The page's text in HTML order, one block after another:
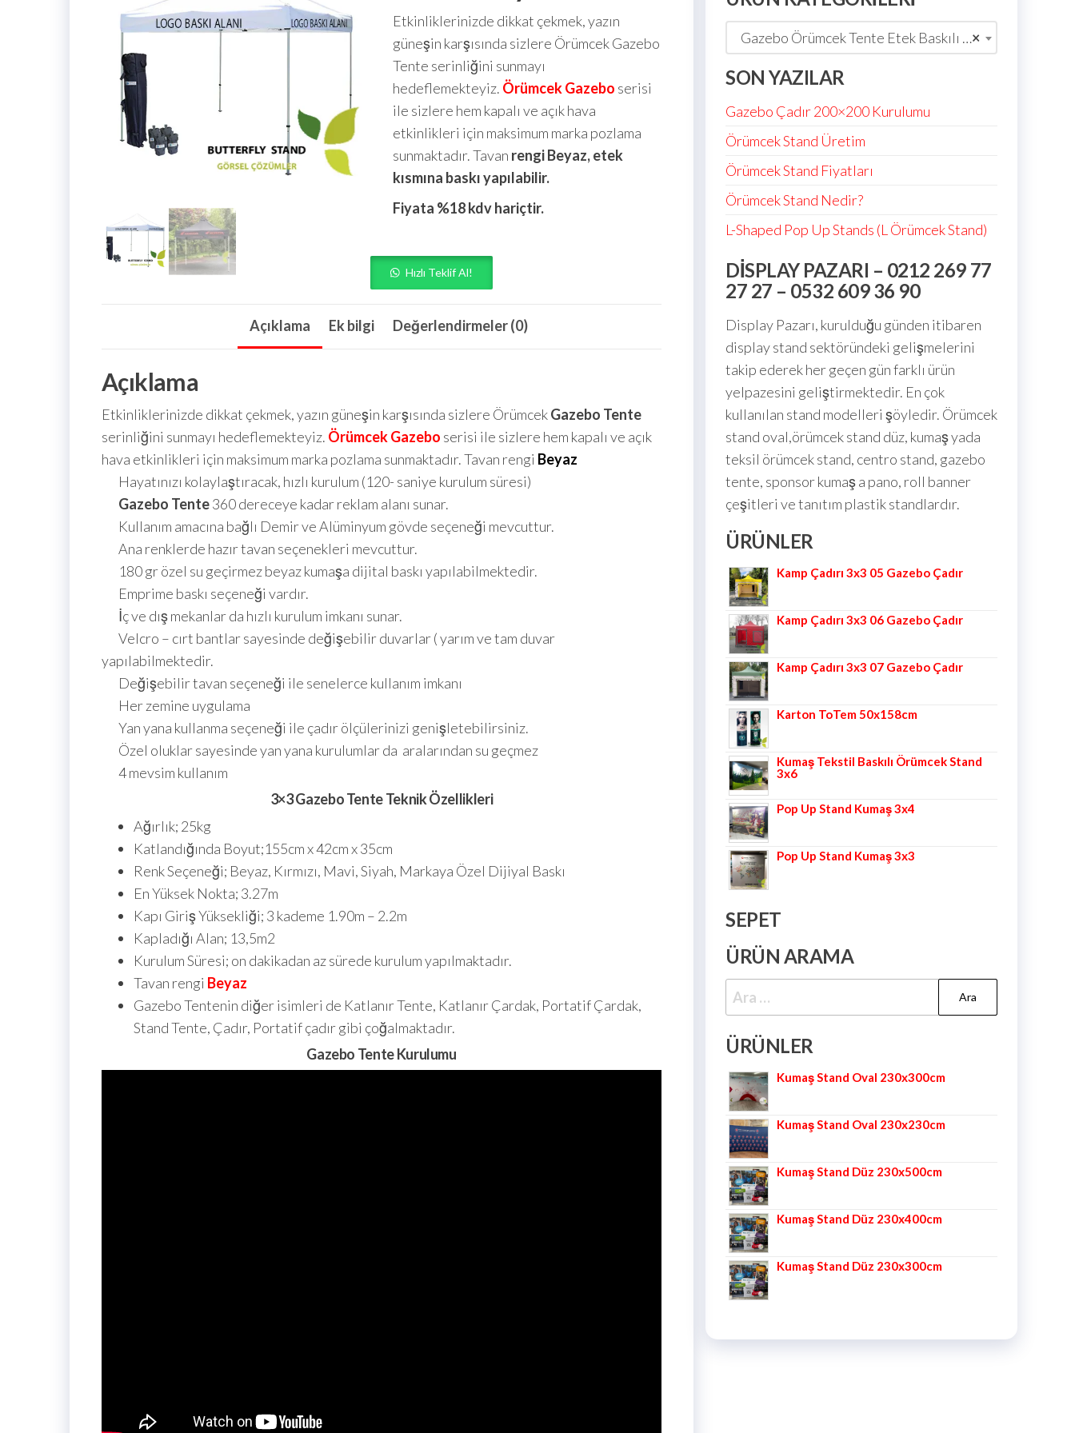
Etkinliklerinizde dikkat çekmek, yazın
güneşin karşısında sizlere Örümcek Gazebo
Tente serinliğini sunmayı
hedeflemekteyiz. Örümcek Gazebo serisi
ile sizlere hem kapalı ve açık hava
etkinlikleri için maksimum marka pozlama
sunmaktadır. Tavan rengi Beyaz, etek
kısmına baskı yapılabilir.
Fiyata %18 kdv hariçtir.
Hızlı Teklif Al!
Açıklama Ek bilgi Değerlendirmeler (0)
Açıklama
Etkinliklerinizde dikkat çekmek, yazın güneşin karşısında sizlere ÖrümcekGazebo Tente
serinliğini sunmayı hedeflemekteyiz. Örümcek Gazebo serisi ile sizlere hem kapalı ve açık
hava etkinlikleri için maksimum marka pozlama sunmaktadır. Tavan rengi Beyaz
Hayatınızı kolaylaştıracak, hızlı kurulum (120- saniye kurulum süresi)
Gazebo Tente360 dereceye kadar reklam alanı sunar.
Kullanım amacına bağlı Demir ve Alüminyum gövde seçeneği mevcuttur.
Ana renklerde hazır tavan seçenekleri mevcuttur.
180 gr özel su geçirmez beyaz kumaşa dijital baskı yapılabilmektedir.
Emprime baskı seçeneği vardır.
İç ve dış mekanlar da hızlı kurulum imkanı sunar.
Velcro – cırt bantlar sayesinde değişebilir duvarlar ( yarım ve tam duvar
yapılabilmektedir.
Değişebilir tavan seçeneği ile senelerce kullanım imkanı
Her zemine uygulama
Yan yana kullanma seçeneği ile çadır ölçülerinizi genişletebilirsiniz.
Özel oluklar sayesinde yan yana kurulumlar da aralarından su geçmez
4 mevsim kullanım
3×3 Gazebo Tente Teknik Özellikleri
Ağırlık; 25kg
Katlandığında Boyut;155cm x 42cm x 35cm
Renk Seçeneği; Beyaz, Kırmızı, Mavi, Siyah, Markaya Özel Dijiyal Baskı
En Yüksek Nokta; 3.27m
Kapı Giriş Yüksekliği; 3 kademe 1.90m – 2.2m
Kapladığı Alan; 13,5m2
Kurulum Süresi; on dakikadan az sürede kurulum yapılmaktadır.
Tavan rengi Beyaz
Gazebo Tentenin diğer isimleri de Katlanır Tente, Katlanır Çardak, Portatif Çardak,
Stand Tente, Çadır, Portatif çadır gibi çoğalmaktadır.
Gazebo Tente Kurulumu
×
Gazebo Örümcek Tente Etek Baskılı 06 (4)
SON YAZILAR
Gazebo Çadır 200×200 Kurulumu
Örümcek Stand Üretim
Örümcek Stand Fiyatları
Örümcek Stand Nedir?
L-Shaped Pop Up Stands (L Örümcek Stand)
DISPLAY PAZARI – 0212 269 77
27 27 – 0532 609 36 90
Display Pazarı, kurulduğu günden itibaren
display stand sektöründeki gelişmelerini
takip ederek her geçen gün farklı ürün
yelpazesini geliştirmektedir. En çok
kullanılan stand modelleri şöyledir. Örümcek
stand oval,örümcek stand düz, kumaş yada
teksil örümcek stand, centro stand, gazebo
tente, sponsor kumaş a pano, roll banner
çeşitleri ve tanıtım plastik standlardır.
ÜRÜNLER
Kamp Çadırı 3x3 05 Gazebo Çadır
Kamp Çadırı 3x3 06 Gazebo Çadır
Kamp Çadırı 3x3 07 Gazebo Çadır
Karton ToTem 50x158cm
Kumaş Tekstil Baskılı Örümcek Stand
3x6
Pop Up Stand Kumaş 3x4
Pop Up Stand Kumaş 3x3
SEPET
ÜRÜN ARAMA
ÜRÜNLER
Kumaş Stand Oval 230x300cm
Kumaş Stand Oval 230x230cm
Kumaş Stand Düz 230x500cm
Kumaş Stand Düz 230x400cm
Kumaş Stand Düz 230x300cm